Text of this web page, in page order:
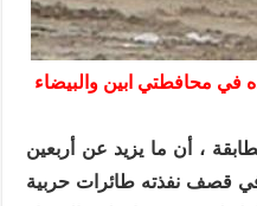
، أن ما يزيد عن أربعين
في قصف نفذته طائرات حربية